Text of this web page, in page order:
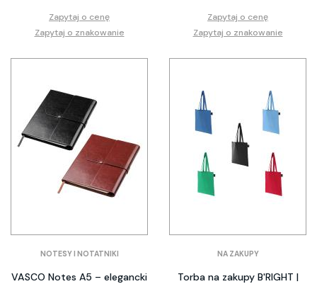
Zapytaj o cenę
Zapytaj o znakowanie
Zapytaj o cenę
Zapytaj o znakowanie
NOTESY I NOTATNIKI
VASCO Notes A5 – elegancki
NA ZAKUPY
Torba na zakupy B'RIGHT |